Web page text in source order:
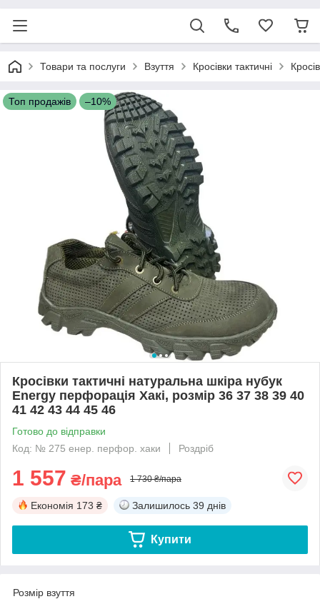
Товари та послуги Взуття Кросівки тактичні
Топ продажів –10%
Кросівки тактичні натуральна шкіра нубук
Energy перфорація Хакі, розмір 36 37 38 39 40
41 42 43 44 45 46
Готово до відправки
Код: № 275 енер. перфор. хаки
Роздріб
1 557 ₴/пара 1 730 ₴/пара
Економія 173 ₴ Залишилось 39 днів
Купити
Розмір взуття